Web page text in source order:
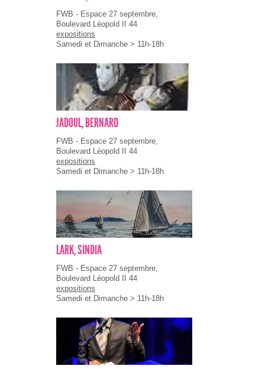
FWB - Espace 27 septembre,
Boulevard Léopold II 44
expositions
Samedi et Dimanche > 11h-18h
JADOUL, BERNARD
FWB - Espace 27 septembre,
Boulevard Léopold II 44
expositions
Samedi et Dimanche > 11h-18h
LARK, SINDIA
FWB - Espace 27 septembre,
Boulevard Léopold II 44
expositions
Samedi et Dimanche > 11h-18h